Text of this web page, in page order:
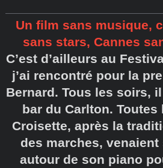
Un film sans musique,
sans stars, Cannes
C’est d’ailleurs au
j’ai rencontré pour la
Bernard. Tous les soirs,
bar du Carlton. Toutes
Croisette, après la
des marches,
autour de son piano